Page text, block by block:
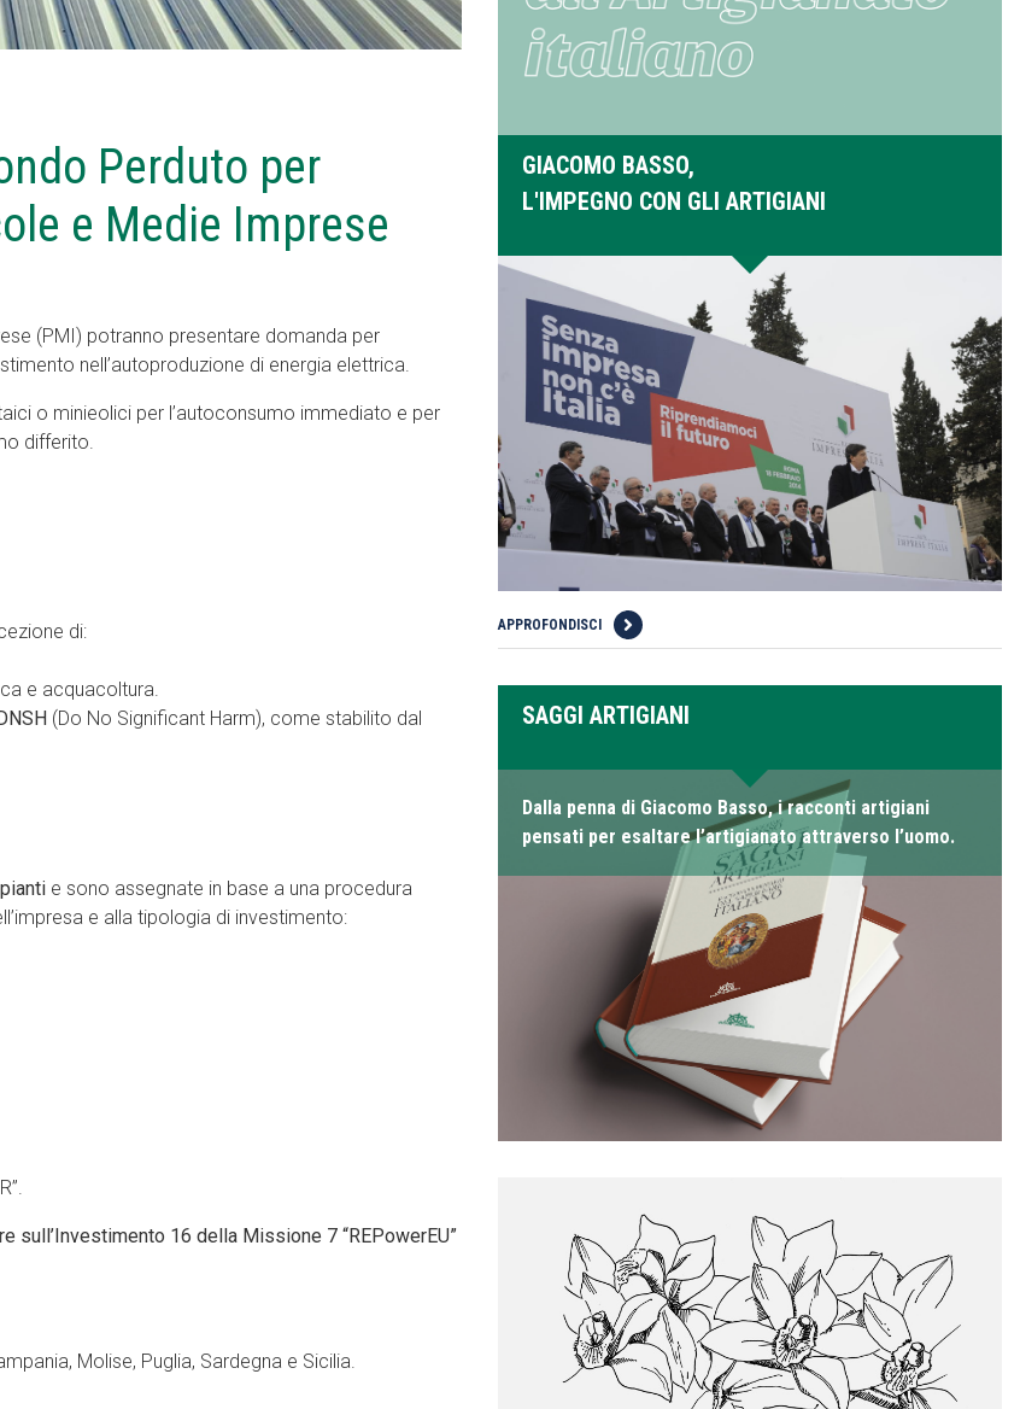
Perduto per
e Medie Imprese
(PMI) potranno presentare domanda per
nell’autoproduzione di energia elettrica.
o minieolici per l’autoconsumo immediato e per
differito.
di:
e acquacoltura.
DNSH (Do No Significant Harm), come stabilito dal
e sono assegnate in base a una procedura
e alla tipologia di investimento:
sull’Investimento 16 della Missione 7 “REPowerEU”
Molise, Puglia, Sardegna e Sicilia.
GIACOMO BASSO,
L'IMPEGNO CON GLI ARTIGIANI
APPROFONDISCI
SAGGI ARTIGIANI
Dalla penna di Giacomo Basso, i racconti artigiani
pensati per esaltare l’artigianato attraverso l’uomo.